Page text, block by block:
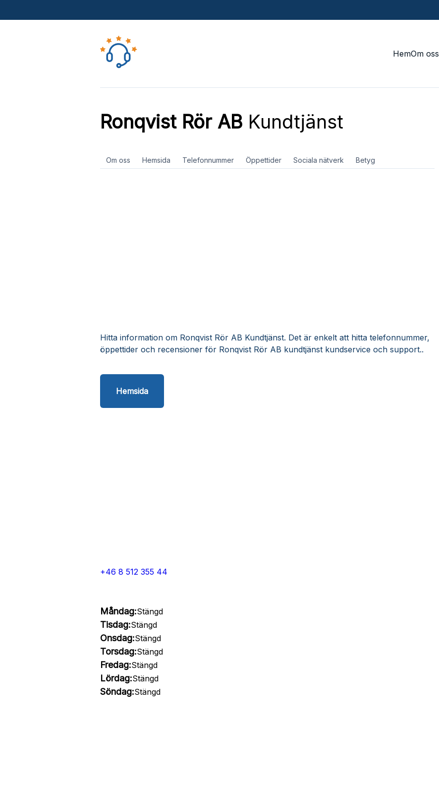
HemOm oss
Ronqvist Rör AB Kundtjänst
Om oss Hemsida Telefonnummer Öppettider Sociala nätverk Betyg
Hitta information om Ronqvist Rör AB Kundtjänst. Det är enkelt att hitta telefonnummer,
öppettider och recensioner för Ronqvist Rör AB kundtjänst kundservice och support..
Hemsida
+46 8 512 355 44
Måndag:Stängd
Tisdag:Stängd
Onsdag:Stängd
Torsdag:Stängd
Fredag:Stängd
Lördag:Stängd
Söndag:Stängd